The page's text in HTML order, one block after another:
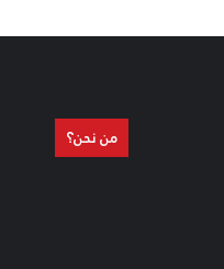
من نحن؟